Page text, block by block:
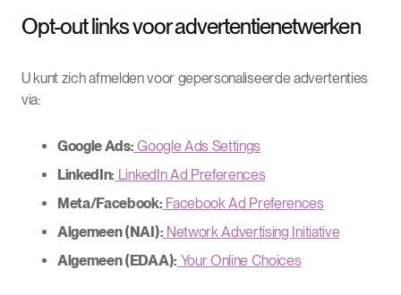
Opt-out links voor advertentienetwerken
U kunt zich afmelden voor gepersonaliseerde advertenties
via:
Google Ads: Google Ads Settings
LinkedIn: LinkedIn Ad Preferences
Meta/Facebook: Facebook Ad Preferences
Algemeen (NAI): Network Advertising Initiative
Algemeen (EDAA): Your Online Choices